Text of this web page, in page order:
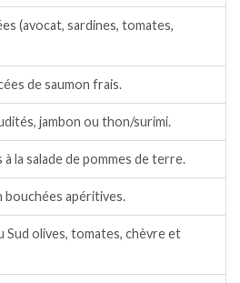
(avocat, sardines, tomates,
de saumon frais.
jambon ou thon/surimi.
à la salade de pommes de terre.
bouchées apéritives.
Sud olives, tomates, chèvre et